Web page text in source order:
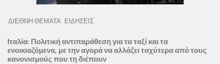
ΔΙΕΘΝΗ ΘΕΜΑΤΑ ΕΙΔΗΣΕΙΣ
Ιταλία: Πολιτική αντιπαράθεση για τα ταξί και τα
ενοικιαζόμενα, με την αγορά να αλλάζει ταχύτερα από τους
κανονισμούς που τη διέπουν